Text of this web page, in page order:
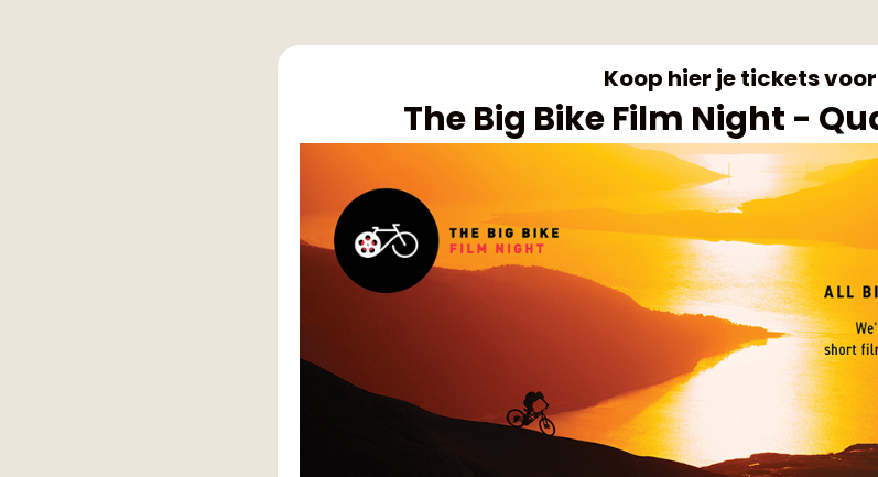
Koop hier je tickets voor
The Big Bike Film Night -